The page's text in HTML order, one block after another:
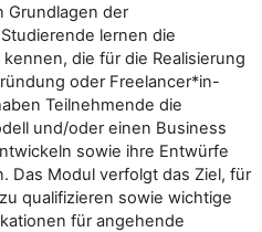
Grundlagen der
lernen die
die für die Realisierung
oder Freelancer*in-
Teilnehmende die
und/oder einen Business
sowie ihre Entwürfe
Das Modul verfolgt das Ziel, für
qualifizieren sowie wichtige
für angehende